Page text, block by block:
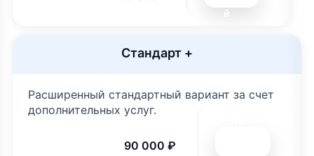
й
Стандарт +
Расширенный стандартный вариант за счет
дополнительных услуг.
90 000 ₽